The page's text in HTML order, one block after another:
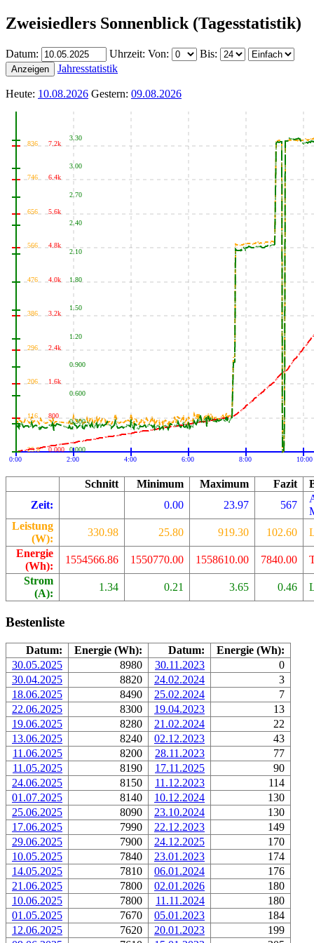
Zweisiedlers Sonnenblick (Tagesstatistik)
Datum: Uhrzeit: Von: Bis:
Anzeigen Jahresstatistik
Heute: 10.08.2026 Gestern: 09.08.2026
0:00 2:00 4:00 6:00 8:00 10:00
25.8
116
206
296
386
476
566
656
746
836
0.000
800
1.6k
2.4k
3.2k
4.0k
4.8k
5.6k
6.4k
7.2k
0.000
0.300
0.600
0.900
1.20
1.50
1.80
2.10
2.40
2.70
3.00
3.30
Schnitt Minimum Maximum Fazit
Zeit:
0.00 23.97 567
Leistung
(W):
330.98 25.80 919.30 102.60
Energie
(Wh):
1554566.86 1550770.00 1558610.00 7840.00
Strom
(A):
1.34 0.21 3.65 0.46
Bestenliste
Datum: Energie (Wh): Datum:
Energie (Wh):
30.05.2025
8980 30.11.2023
0
30.04.2025
8820 24.02.2024
3
18.06.2025
8490 25.02.2024
7
22.06.2025
8300 19.04.2023
13
19.06.2025
8280 21.02.2024
22
13.06.2025
8240 02.12.2023
43
11.06.2025
8200 28.11.2023
77
11.05.2025
8190 17.11.2025
90
24.06.2025
8150 11.12.2023
114
01.07.2025
8140 10.12.2024
130
25.06.2025
8090 23.10.2024
130
17.06.2025
7990 22.12.2023
149
29.06.2025
7900 24.12.2025
170
10.05.2025
7840 23.01.2023
174
14.05.2025
7810 06.01.2024
176
21.06.2025
7800 02.01.2026
180
10.06.2025
7800 11.11.2024
180
01.05.2025
7670 05.01.2023
184
12.06.2025
7620 20.01.2023
199